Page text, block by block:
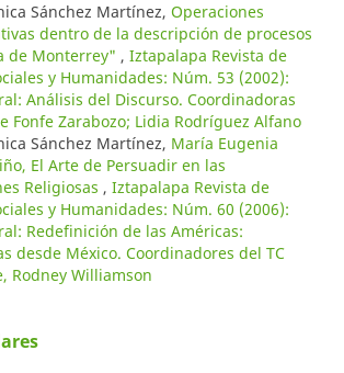
Sánchez Martínez, Operaciones
dentro de la descripción de procesos
de Monterrey" , Iztapalapa Revista de
y Humanidades: Núm. 53 (2002):
Análisis del Discurso. Coordinadoras
Fonfe Zarabozo; Lidia Rodríguez Alfano
Sánchez Martínez, María Eugenia
El Arte de Persuadir en las
Religiosas , Iztapalapa Revista de
y Humanidades: Núm. 60 (2006):
Redefinición de las Américas:
desde México. Coordinadores del TC
Rodney Williamson